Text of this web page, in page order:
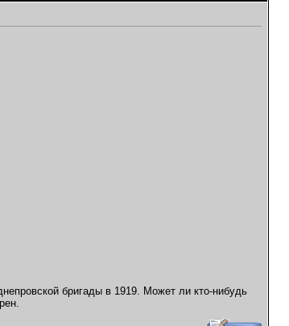
бригады в 1919. Может ли кто-нибудь